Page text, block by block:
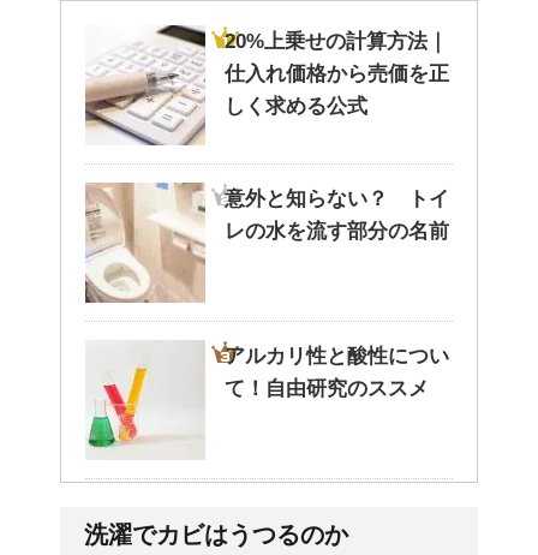
20%上乗せの計算方法｜
仕入れ価格から売価を正
しく求める公式
意外と知らない？ トイ
レの水を流す部分の名前
アルカリ性と酸性につい
て！自由研究のススメ
成分とその効果は？！
洗濯でカビはうつるのか